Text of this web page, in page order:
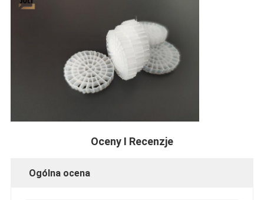
Oceny I Recenzje
Ogólna ocena